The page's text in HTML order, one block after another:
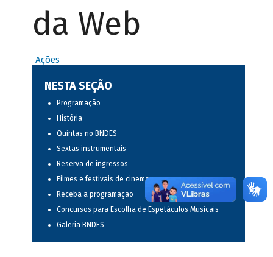
da Web
Ações
NESTA SEÇÃO
Programação
História
Quintas no BNDES
Sextas instrumentais
Reserva de ingressos
Filmes e festivais de cinema
Receba a programação
Concursos para Escolha de Espetáculos Musicais
Galeria BNDES